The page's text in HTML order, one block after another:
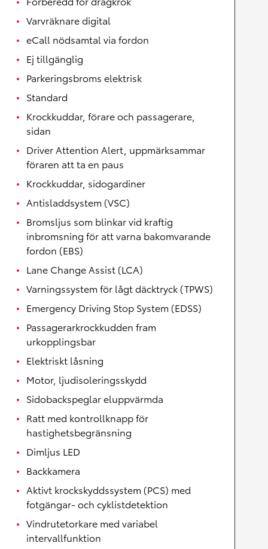
Varvräknare digital
eCall nödsamtal via fordon
Ej tillgänglig
Parkeringsbroms elektrisk
Standard
Krockkuddar, förare och passagerare,
sidan
Driver Attention Alert, uppmärksammar
föraren att ta en paus
Krockkuddar, sidogardiner
Antisladdsystem (VSC)
Bromsljus som blinkar vid kraftig
inbromsning för att varna bakomvarande
fordon (EBS)
Lane Change Assist (LCA)
Varningssystem för lågt däcktryck (TPWS)
Emergency Driving Stop System (EDSS)
Passagerarkrockkudden fram
urkopplingsbar
Elektriskt låsning
Motor, ljudisoleringsskydd
Sidobackspeglar eluppvärmda
Ratt med kontrollknapp för
hastighetsbegränsning
Dimljus LED
Backkamera
Aktivt krockskyddssystem (PCS) med
fotgängar- och cyklistdetektion
Vindrutetorkare med variabel
intervallfunktion